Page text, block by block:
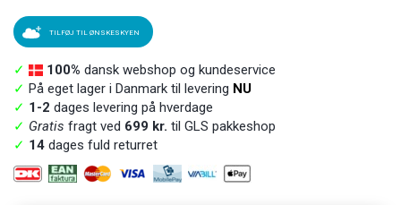
TILFØJ TIL ØNSKESKYEN
✓ 100% dansk webshop og kundeservice
✓ På eget lager i Danmark til levering NU
✓ 1-2 dages levering på hverdage
✓ Gratis fragt ved 699 kr. til GLS pakkeshop
✓ 14 dages fuld returret